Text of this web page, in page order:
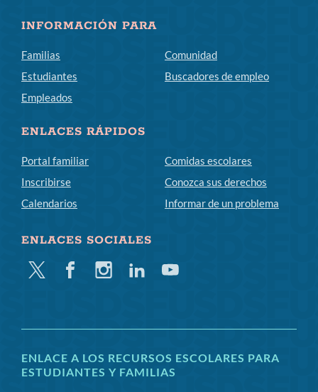
INFORMACIÓN PARA
Familias
Estudiantes
Empleados
Comunidad
Buscadores de empleo
ENLACES RÁPIDOS
Portal familiar
Inscribirse
Calendarios
Comidas escolares
Conozca sus derechos
Informar de un problema
ENLACES SOCIALES
Gorjeo FacebookInstagramLinkedInYouTube
ENLACE A LOS RECURSOS ESCOLARES PARA
ESTUDIANTES Y FAMILIAS